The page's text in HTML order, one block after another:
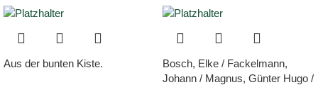
Aus der bunten Kiste.
Bosch, Elke / Fackelmann,
Johann / Magnus, Günter Hugo /